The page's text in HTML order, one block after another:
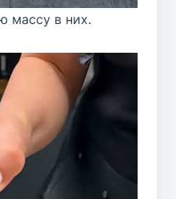
массу в них.